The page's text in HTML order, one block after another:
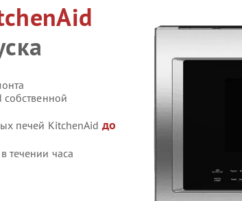
печей KitchenAid до
течении часа